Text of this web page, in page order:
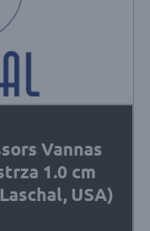
Vannas
1.0 cm
USA)